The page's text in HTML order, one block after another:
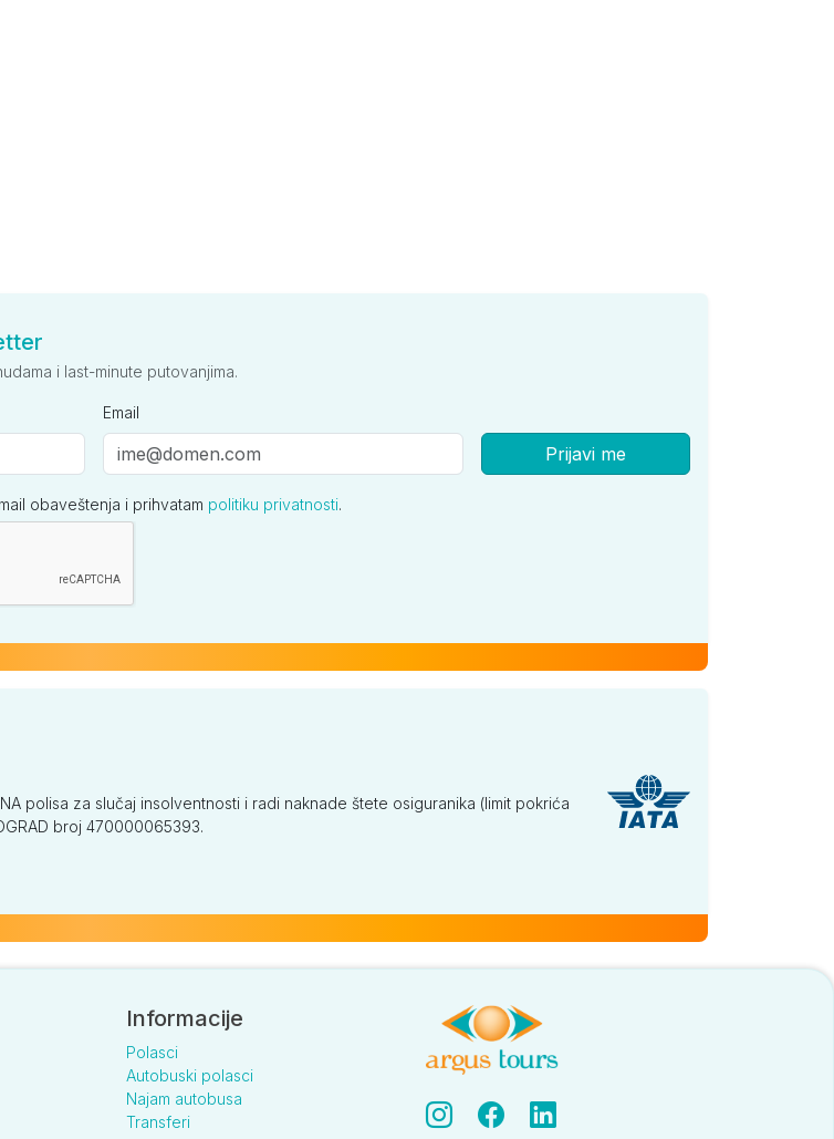
i last-minute putovanjima.
Email
Prijavi me
obaveštenja i prihvatam politiku privatnosti.
polisa za slučaj insolventnosti i radi naknade štete osiguranika (limit pokrića
broj 470000065393.
Informacije
Polasci
Autobuski polasci
Najam autobusa
Transferi